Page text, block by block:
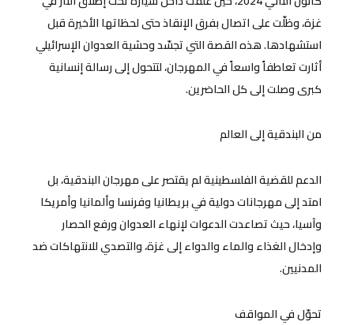
غزة، وظلّت على اتصال بفرق الإنقاذ حتى لحظاتها الأخيرة قبل
استشهادها. هذه القصة التي تجسّد وحشية العدوان الإسرائيلي
أثارت تعاطفاً واسعاً في المهرجان، لتتحول إلى رسالة إنسانية
كبرى وصلت إلى كل الحاضرين.
من البندقية إلى العالم
الدعم للقضية الفلسطينية لم يقتصر على مهرجان البندقية، بل
امتد إلى مهرجانات دولية في بريطانيا وفرنسا وألمانيا وأمريكا
وآسيا، حيث تصاعدت الدعوات لإنهاء العدوان ورفع الحصار
وإدخال الغذاء والماء والدواء إلى غزة، والتصدي للانتهاكات ضد
المدنيين.
تحوّل في المواقف